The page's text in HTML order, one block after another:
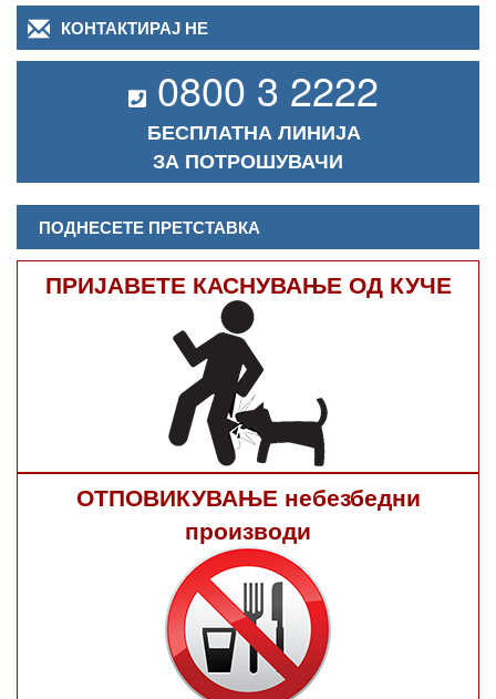
КОНТАКТИРАЈ НЕ
0800 3 2222
БЕСПЛАТНА ЛИНИЈА
ЗА ПОТРОШУВАЧИ
ПОДНЕСЕТЕ ПРЕТСТАВКА
ПРИЈАВЕТЕ КАСНУВАЊЕ ОД КУЧЕ
ОТПОВИКУВАЊЕ небезбедни
производи